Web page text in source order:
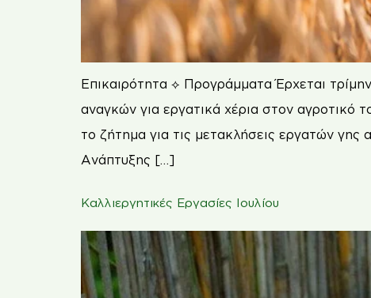
Επικαιρότητα ⟡ Προγράμματα Έρχεται
αναγκών για εργατικά χέρια στον αγροτικό
το ζήτημα για τις μετακλήσεις εργατών
Ανάπτυξης […]
Καλλιεργητικές Εργασίες Ιουλίου